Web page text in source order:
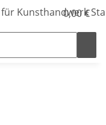
0,00 €